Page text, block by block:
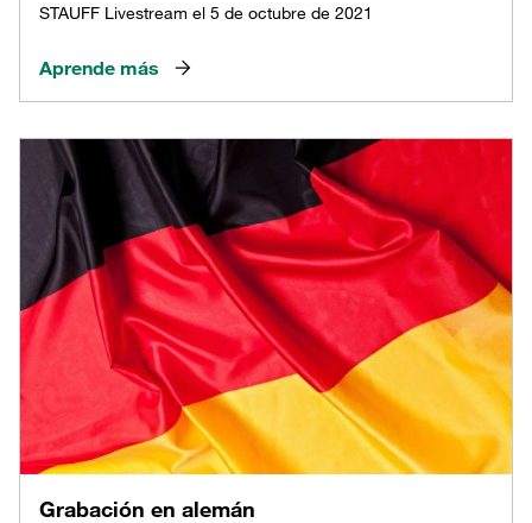
STAUFF Livestream el 5 de octubre de 2021
Aprende más
Grabación en alemán